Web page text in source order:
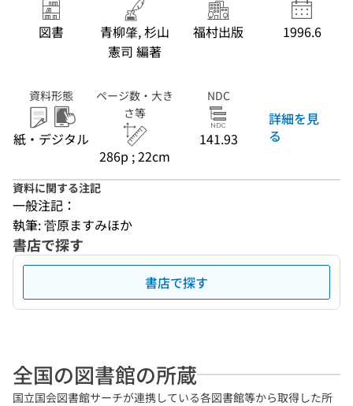
図書
青柳肇, 杉山
憲司 編著
福村出版 1996.6
資料形態
紙・デジタル
ページ数・大き
さ等
286p ; 22cm
NDC
141.93
詳細を見
る
資料に関する注記
一般注記：
執筆: 菅原ますみほか
書店で探す
書店で探す
全国の図書館の所蔵
国立国会図書館サーチが連携している各図書館等から取得した所